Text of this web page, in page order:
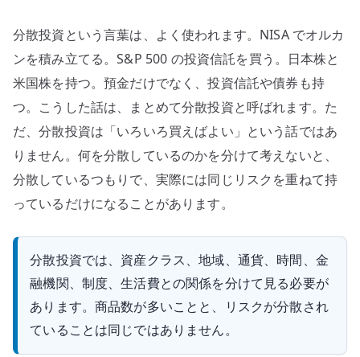
S&P
500、
通
間
で
見
る
の
分散投資という言葉は、よく使われます。NISA でオルカ
ンを積み立てる。S&P 500 の投資信託を買う。日本株と
米国株を持つ。預金だけでなく、投資信託や債券も持
つ。こうした話は、まとめて分散投資と呼ばれます。た
だ、分散投資は「いろいろ買えばよい」という話ではあ
りません。何を分散しているのかを分けて考えないと、
分散しているつもりで、実際には同じリスクを重ねて持
っているだけになることがあります。
分散投資では、資産クラス、地域、通貨、時間、金
融機関、制度、生活費との関係を分けて見る必要が
あります。商品数が多いことと、リスクが分散され
ていることは同じではありません。